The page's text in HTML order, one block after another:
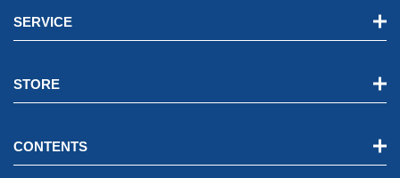
SERVICE
STORE
CONTENTS